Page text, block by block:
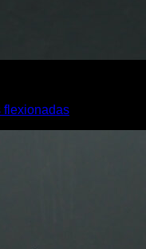
flexionadas